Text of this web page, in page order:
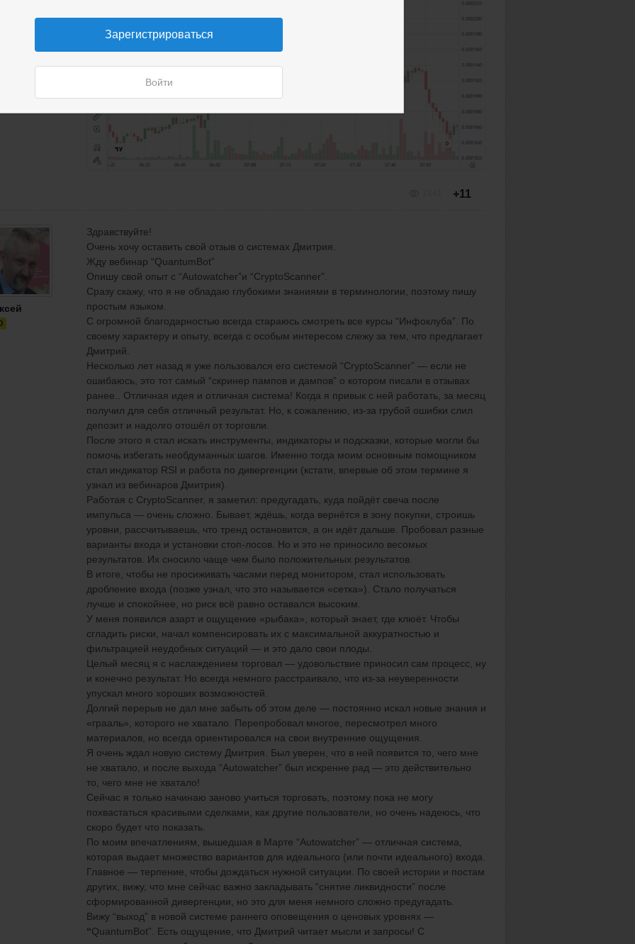
Зарегистрироваться
Войти
+11
Здравствуйте!
Очень хочу оставить свой отзыв о системах Дмитрия.
Жду вебинар “QuantumBot”
Опишу свой опыт с “Autowatcher”и “CryptoScanner”.
Сразу скажу, что я не обладаю глубокими знаниями в терминологии, поэтому пишу
простым языком.
С огромной благодарностью всегда стараюсь смотреть все курсы “Инфоклуба” По
своему характеру и опыту, всегда с особым интересом слежу за тем, что предлагает
Дмитрий.
Несколько лет назад я уже пользовался его системой “CryptoScanner” — если не
ошибаюсь, это тот самый “скринер пампов и дампов” о котором писали в отзывах
ранее.
Отличная идея и отличная система! Когда я привык с ней работать, за месяц
получил для себя отличный результат. Но, к сожалению, из-за грубой ошибки слил
депозит и надолго отошёл от торговли.
После этого я стал искать инструменты, индикаторы и подсказки, которые могли бы
помочь избегать необдуманных шагов. Именно тогда моим основным помощником
стал индикатор RSI и работа по дивергенции (кстати, впервые об этом термине я
узнал из вебинаров Дмитрия).
Работая с CryptoScanner , я заметил: предугадать, куда пойдёт свеча после
импульса — очень сложно. Бывает, ждёшь, когда вернётся в зону покупки, строишь
уровни, рассчитываешь, что тренд остановится, а он идёт дальше. Пробовал разные
варианты входа и установки стоп-лосов . Но и это не приносило весомых
результатов. Их сносило чаще чем было положительных результатов
В итоге, чтобы не просиживать часами перед монитором, стал использовать
дробление входа (позже узнал, что это называется «сетка»). Стало получаться
лучше и спокойнее, но риск всё равно оставался высоким
У меня появился азарт и ощущение «рыбака», который знает, где клюёт. Чтобы
сгладить риски, начал компенсировать их с максимальной аккуратностью и
фильтрацией неудобных ситуаций — и это дало свои плоды.
Целый месяц я с наслаждением торговал — удовольствие приносил сам процесс,
ну
и конечно результат. Но всегда немного расстраивало, что из-за неуверенности
упускал много хороших возможностей.
Долгий перерыв не дал мне забыть об этом деле — постоянно искал новые знания и
«грааль», которого не хватало. Перепробовал многое, пересмотрел много
материалов, но всегда ориентировался на свои внутренние ощущения.
Я очень ждал новую систему Дмитрия. Был уверен, что в ней появится то, чего мне
не хватало, и после выхода “Autowatcher” был искренне рад — это действительно
то, чего мне не хватало!
Сейчас я только начинаю заново учиться торговать, поэтому пока не могу
похвастаться красивыми сделками, как другие пользователи, но очень надеюсь, что
скоро будет что показать.
По моим впечатлениям, вышедшая в Марте “Autowatcher” — отличная система,
которая выдает множество вариантов для идеального (или почти идеального) входа.
Главное — терпение, чтобы дождаться нужной ситуации. По своей истории и постам
других
вижу, что мне сейчас важно закладывать “снятие ликвидности” после
сформированной дивергенции, но это для меня немного сложно предугадать.
Вижу “выход” в новой системе раннего оповещения о ценовых уровнях —
“QuantumBot” . Есть ощущение, что Дмитрий читает мысли и запросы! С